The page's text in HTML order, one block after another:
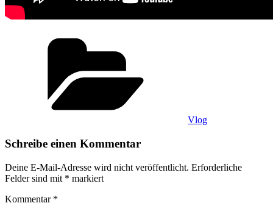
Vlog
Schreibe einen Kommentar
Deine E-Mail-Adresse wird nicht veröffentlicht. Erforderliche
Felder sind mit * markiert
Kommentar *